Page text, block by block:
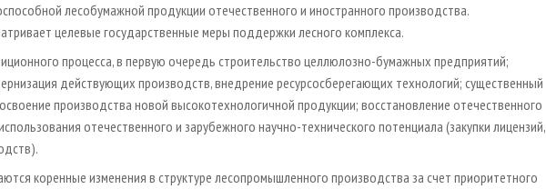
лесобумажной продукции отечественного и иностранного производства.
целевые государственные меры поддержки лесного комплекса.
процесса, в первую очередь строительство целлюлозно-бумажных предприятий;
действующих производств, внедрение ресурсосберегающих технологий; существенный
производства новой высокотехнологичной продукции; восстановление отечественного
отечественного и зарубежного научно-технического потенциала (закупки лицензий,
коренные изменения в структуре лесопромышленного производства за счет приоритетного